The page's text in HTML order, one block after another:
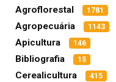
Agroflorestal 1781
Agropecuária 1143
Apicultura 146
Bibliografia 15
Cerealicultura 415